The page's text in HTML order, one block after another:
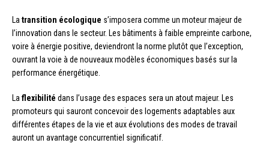
La transition écologique s’imposera comme un moteur majeur de
l’innovation dans le secteur. Les bâtiments à faible empreinte carbone,
voire à énergie positive, deviendront la norme plutôt que l’exception,
ouvrant la voie à de nouveaux modèles économiques basés sur la
performance énergétique.
La flexibilité dans l’usage des espaces sera un atout majeur. Les
promoteurs qui sauront concevoir des logements adaptables aux
différentes étapes de la vie et aux évolutions des modes de travail
auront un avantage concurrentiel significatif.